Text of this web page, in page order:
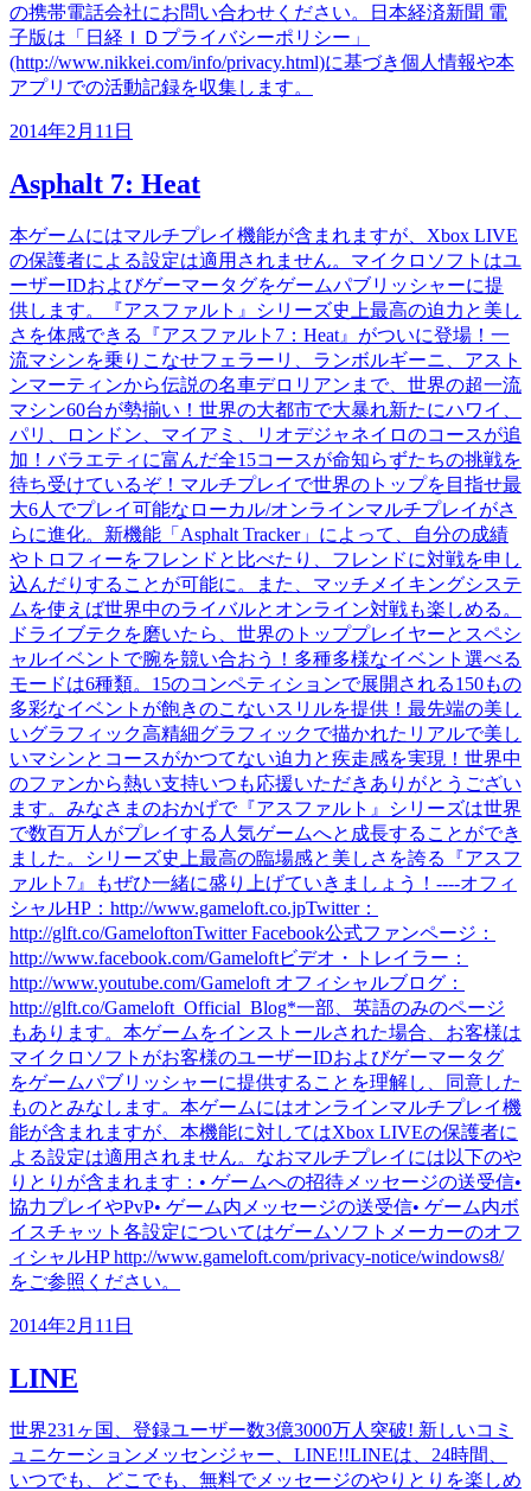
の携帯電話会社にお問い合わせください。日本経済新聞 電
子版は「日経ＩＤプライバシーポリシー」
(http://www.nikkei.com/info/privacy.html)に基づき個人情報や本
アプリでの活動記録を収集します。
2014年2月11日
Asphalt 7: Heat
本ゲームにはマルチプレイ機能が含まれますが、Xbox LIVE
の保護者による設定は適用されません。マイクロソフトはユ
ーザーIDおよびゲーマータグをゲームパブリッシャーに提
供します。『アスファルト』シリーズ史上最高の迫力と美し
さを体感できる『アスファルト7：Heat』がついに登場！一
流マシンを乗りこなせフェラーリ、ランボルギーニ、アスト
ンマーティンから伝説の名車デロリアンまで、世界の超一流
マシン60台が勢揃い！世界の大都市で大暴れ新たにハワイ、
パリ、ロンドン、マイアミ、リオデジャネイロのコースが追
加！バラエティに富んだ全15コースが命知らずたちの挑戦を
待ち受けているぞ！マルチプレイで世界のトップを目指せ最
大6人でプレイ可能なローカル/オンラインマルチプレイがさ
らに進化。新機能「Asphalt Tracker」によって、自分の成績
やトロフィーをフレンドと比べたり、フレンドに対戦を申し
込んだりすることが可能に。また、マッチメイキングシステ
ムを使えば世界中のライバルとオンライン対戦も楽しめる。
ドライブテクを磨いたら、世界のトッププレイヤーとスペシ
ャルイベントで腕を競い合おう！多種多様なイベント選べる
モードは6種類。15のコンペティションで展開される150もの
多彩なイベントが飽きのこないスリルを提供！最先端の美し
いグラフィック高精細グラフィックで描かれたリアルで美し
いマシンとコースがかつてない迫力と疾走感を実現！世界中
のファンから熱い支持いつも応援いただきありがとうござい
ます。みなさまのおかげで『アスファルト』シリーズは世界
で数百万人がプレイする人気ゲームへと成長することができ
ました。シリーズ史上最高の臨場感と美しさを誇る『アスフ
ァルト7』もぜひ一緒に盛り上げていきましょう！----オフィ
シャルHP：http://www.gameloft.co.jpTwitter：
http://glft.co/GameloftonTwitter Facebook公式ファンページ：
http://www.facebook.com/Gameloftビデオ・トレイラー：
http://www.youtube.com/Gameloft オフィシャルブログ：
http://glft.co/Gameloft_Official_Blog*一部、英語のみのページ
もあります。本ゲームをインストールされた場合、お客様は
マイクロソフトがお客様のユーザーIDおよびゲーマータグ
をゲームパブリッシャーに提供することを理解し、同意した
ものとみなします。本ゲームにはオンラインマルチプレイ機
能が含まれますが、本機能に対してはXbox LIVEの保護者に
よる設定は適用されません。なおマルチプレイには以下のや
りとりが含まれます：• ゲームへの招待メッセージの送受信•
協力プレイやPvP• ゲーム内メッセージの送受信• ゲーム内ボ
イスチャット各設定についてはゲームソフトメーカーのオフ
ィシャルHP http://www.gameloft.com/privacy-notice/windows8/
をご参照ください。
2014年2月11日
LINE
世界231ヶ国、登録ユーザー数3億3000万人突破! 新しいコミ
ュニケーションメッセンジャー、LINE!!LINEは、24時間、
いつでも、どこでも、無料でメッセージのやりとりを楽しめ